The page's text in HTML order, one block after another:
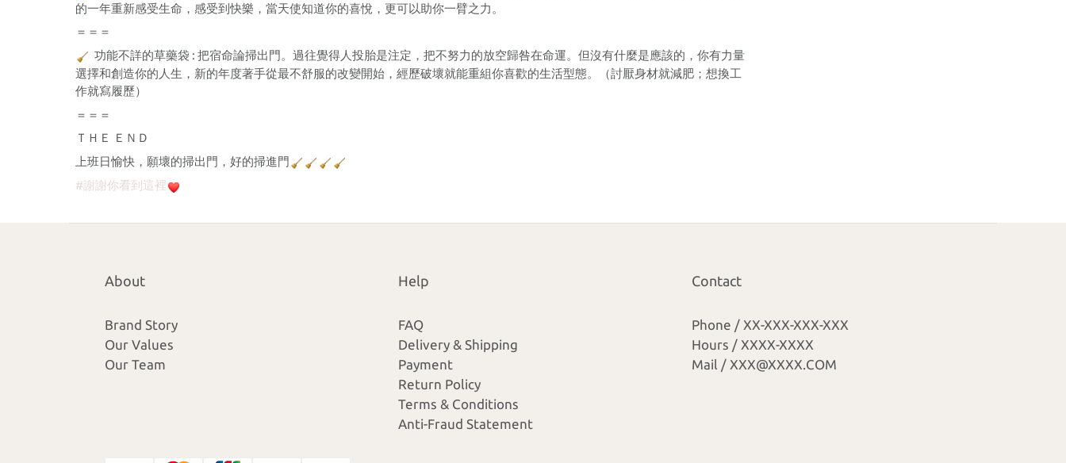
的一年重新感受生命，感受到快樂，當天使知道你的喜悅，更可以助你一臂之力。
＝＝＝
功能不詳的草藥袋 : 把宿命論掃出門。過往覺得人投胎是注定，把不努力的放空歸咎在命運。但沒有什麼是應該的，你有力量
選擇和創造你的人生，新的年度著手從最不舒服的改變開始，經歷破壞就能重組你喜歡的生活型態。（討厭身材就減肥；想換工
作就寫履歷）
＝＝＝
ＴＨＥ ＥＮＤ
上班日愉快，願壞的掃出門，好的掃進門
#謝謝你看到這裡
About
Brand Story
Our Values
Our Team
Help
FAQ
Delivery & Shipping
Payment
Return Policy
Terms & Conditions
Anti-Fraud Statement
Contact
Phone / XX-XXX-XXX-XXX
Hours / XXXX-XXXX
Mail / XXX@XXXX.COM